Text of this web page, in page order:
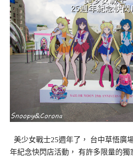
美少女戰士25週年了， 台中草悟廣
年紀念快閃店活動， 有許多限量的